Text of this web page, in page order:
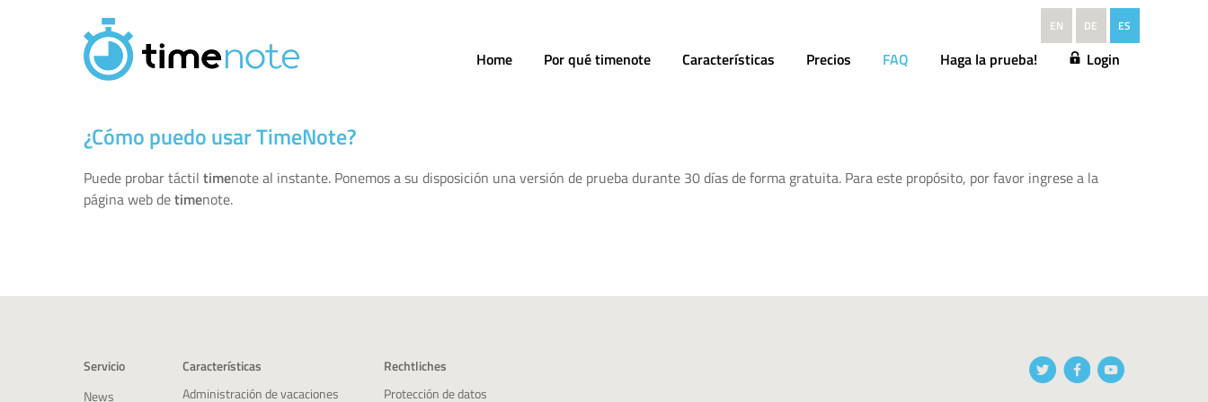
EN DE ES
Home Por qué timenote Características Precios FAQ Haga la prueba! Login
¿Cómo puedo usar TimeNote?
Puede probar táctil timenote al instante. Ponemos a su disposición una versión de prueba durante 30 días de forma gratuita. Para este propósito, por favor ingrese a la
página web detimenote.
Servicio
News
Características
Administración de vacaciones
Rechtliches
Protección de datos